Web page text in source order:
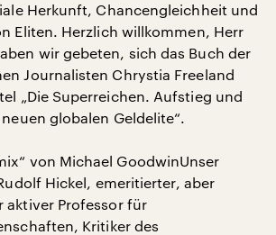
Herkunft, Chancengleichheit und
Eliten. Herzlich willkommen, Herr
wir gebeten, sich das Buch der
Journalisten Chrystia Freeland
„Die Superreichen. Aufstieg und
globalen Geldelite“.
von Michael GoodwinUnser
Hickel, emeritierter, aber
aktiver Professor für
Kritiker des